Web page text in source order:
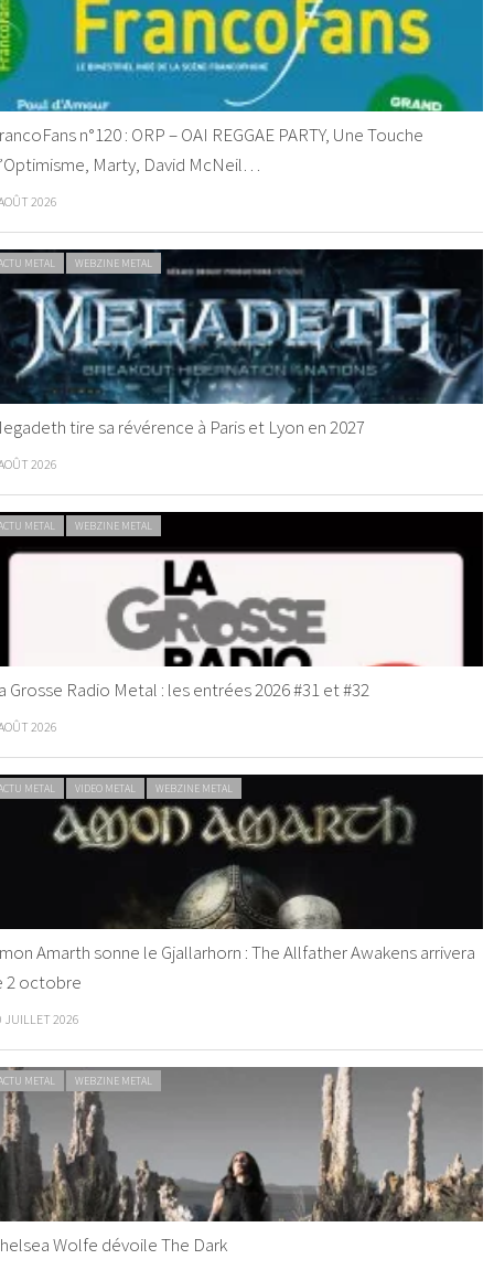
n°120 : ORP – OAI REGGAE PARTY, Une Touche
Marty, David McNeil…
2026
METAL WEBZINE METAL
tire sa révérence à Paris et Lyon en 2027
2026
METAL WEBZINE METAL
Grosse Radio Metal : les entrées 2026 #31 et #32
2026
METAL VIDEO METAL WEBZINE METAL
Amarth sonne le Gjallarhorn : The Allfather Awakens arrivera
2 octobre
JUILLET 2026
METAL WEBZINE METAL
Wolfe dévoile The Dark